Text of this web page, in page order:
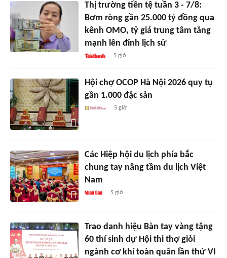
Thị trường tiền tệ tuần 3 - 7/8:
Bơm ròng gần 25.000 tỷ đồng qua
kênh OMO, tỷ giá trung tâm tăng
mạnh lên đỉnh lịch sử
5 giờ
Hội chợ OCOP Hà Nội 2026 quy tụ
gần 1.000 đặc sản
5 giờ
Các Hiệp hội du lịch phía bắc
chung tay nâng tầm du lịch Việt
Nam
5 giờ
Trao danh hiệu Bàn tay vàng tặng
60 thí sinh dự Hội thi thợ giỏi
ngành cơ khí toàn quân lần thứ VI